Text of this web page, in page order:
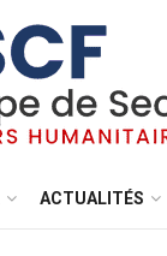
ACTUALITÉS